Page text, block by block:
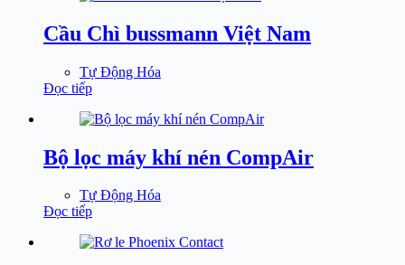
Cầu Chì bussmann Việt Nam
Tự Động Hóa
Đọc tiếp
Bộ lọc máy khí nén CompAir
Tự Động Hóa
Đọc tiếp